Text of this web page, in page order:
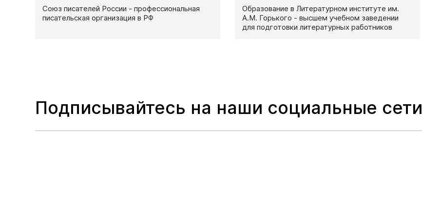
Союз писателей России - профессиональная
писательская организация в РФ
Образование в Литературном институте им.
А.М. Горького - высшем учебном заведении
для подготовки литературных работников
Подписывайтесь на наши социальные сети